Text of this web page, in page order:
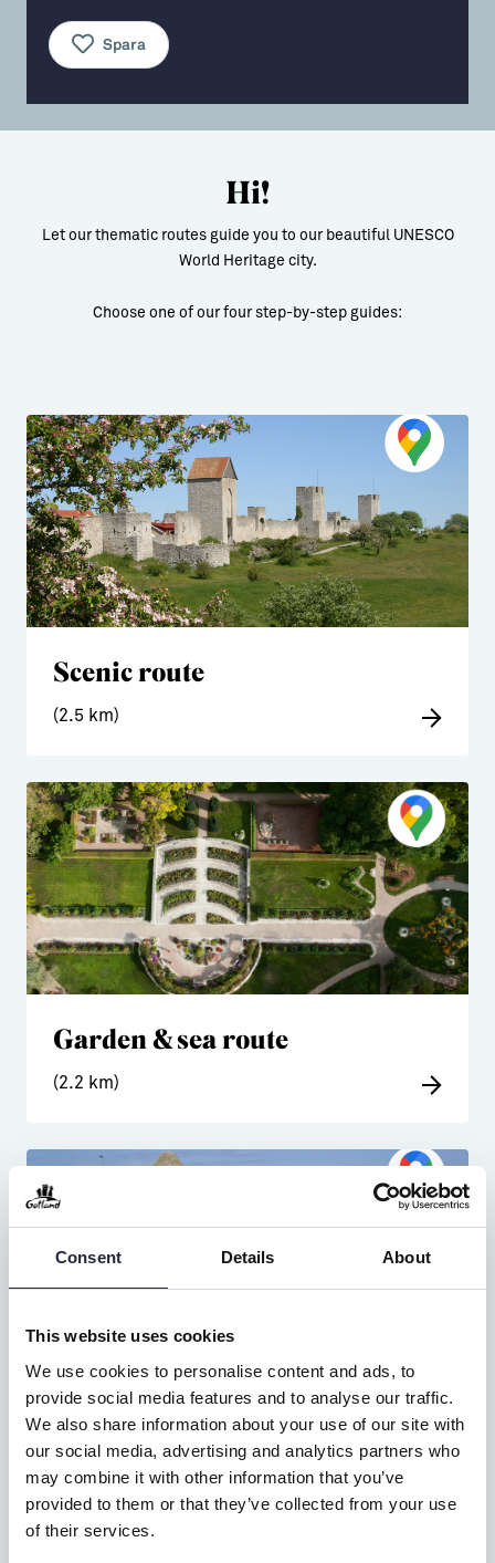
Consent Details About
This website uses cookies
We use cookies to personalise content and ads, to
provide social media features and to analyse our traffic.
We also share information about your use of our site with
our social media, advertising and analytics partners who
may combine it with other information that you’ve
provided to them or that they’ve collected from your use
of their services.
Aktiviteter
Almedalsveckan
Medeltidsveckan
→ Gutamål och gotländska
Allt om livet på Ön
→ Fritidsliv
→ Tonårsliv
Barn & Familj
Spara
Hi!
Let our thematic routes guide you to our beautiful UNESCO
World Heritage city.
Choose one of our four step-by-step guides:
Scenic route
(2.5 km)
Garden & sea route
(2.2 km)
Cultural route
(1.8 km)